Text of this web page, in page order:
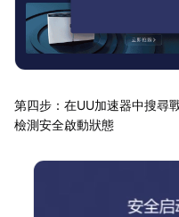
第四步：在UU加速器中搜尋
檢測安全啟動狀態